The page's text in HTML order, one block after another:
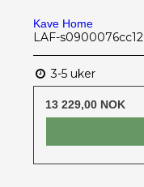
Kave Home
LAF-s0900076cc12
3-5 uker
13 229,00 NOK